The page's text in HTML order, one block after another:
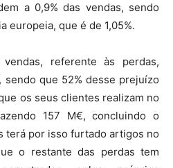
a 0,9% das vendas, sendo
europeia, que é de 1,05%.
referente às perdas,
que 52% desse prejuízo
os seus clientes realizam no
157 M€, concluindo o
terá por isso furtado artigos no
o restante das perdas tem